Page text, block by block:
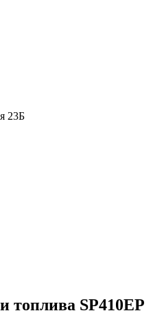
23Б
топлива SP410EP